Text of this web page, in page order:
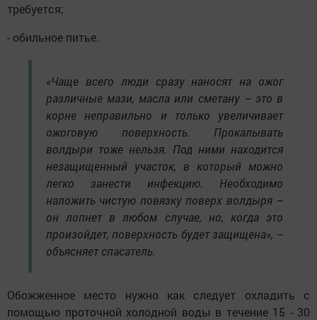
требуется;
- обильное питье.
«Чаще всего люди сразу наносят на ожог
различные мази, масла или сметану – это в
корне неправильно и только увеличивает
ожоговую поверхность. Прокалывать
волдыри тоже нельзя. Под ними находится
незащищенный участок, в который можно
легко занести инфекцию. Необходимо
наложить чистую повязку поверх волдыря –
он лопнет в любом случае, но, когда это
произойдет, поверхность будет защищена», –
объясняет спасатель.
Обожженное место нужно как следует охладить с
помощью проточной холодной воды в течение 15 - 30